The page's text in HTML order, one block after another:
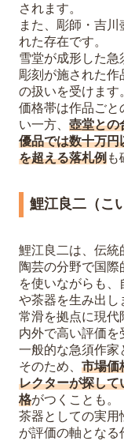
されます。
また、彫師・吉
れた存在です。
雪堂が成形した
彫刻が施された作
の扱いを受けます
価格帯は作品ごと
い一方、 壺堂との
優品では数十万円
を超える落札例も
鯉江良二（こ
鯉江良二は、伝統
陶芸の分野で国
を使いながらも、
や茶器を生み出し
常滑を拠点に現代
内外で高い評価
一般的な急須作家
そのため、 市場価
レクターが探して
格がつくことも。
茶器としての実用
が評価の軸となる